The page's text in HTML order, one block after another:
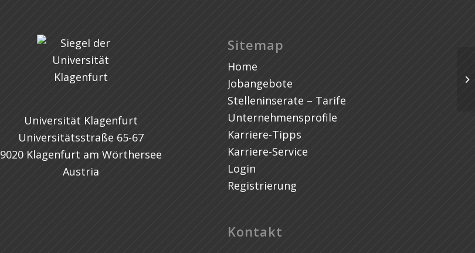
Universität Klagenfurt
Universitätsstraße 65-67
9020 Klagenfurt am Wörthersee
Austria
Sitemap
Home
Jobangebote
Stelleninserate – Tarife
Unternehmensprofile
Karriere-Tipps
Karriere-Service
Login
Registrierung
Kontakt